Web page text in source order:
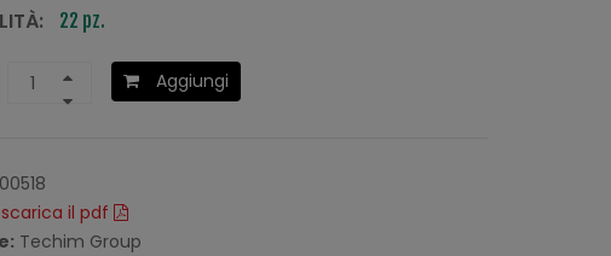
22 pz.
Aggiungi
scarica il pdf
Techim Group